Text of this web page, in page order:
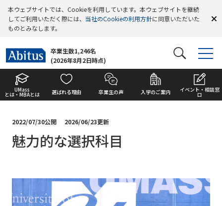
本ウェブサイトでは、Cookieを利用しています。本ウェブサイトを継続
してご利用いただく際には、 当社のCookieの利用方針に同意いただいた
ものとみなします。
卒業生数1,246名
(2026年8月2日時点)
UMass
とは・MBAとは 選ばれる理由 卒業生の声 入学のご案内 イベント・相談窓
口
2022/07/30公開 2026/06/23更新
魅力的な選択科目